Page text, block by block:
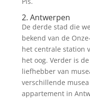
2. Antwerpen
De derde stad die
bekend van de
het centrale station
het oog. Verder is
liefhebber van
verschillende
appartement in